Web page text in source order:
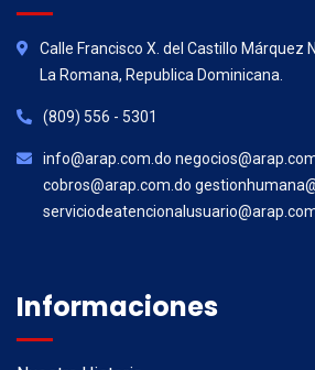
Calle Francisco X. del Castillo Márquez
La Romana, Republica Dominicana.
(809) 556 - 5301
info@arap.com.do
cobros@arap.com.do
Informaciones